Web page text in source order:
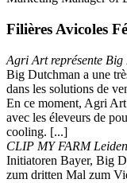
Filières Avicoles
Agri Art représente Big
Big Dutchman a une
dans les solutions de
En ce moment, Agri
avec les éleveurs de
cooling. [...]
CLIP MY FARM
Initiatoren Bayer, Big
zum dritten Mal zum